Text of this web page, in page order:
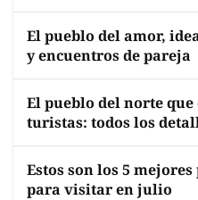
El pueblo del amor,
y encuentros de pareja
El pueblo del norte
turistas: todos los
Estos son los 5
para visitar en julio